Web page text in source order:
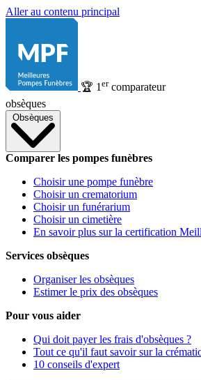
Aller au contenu principal
🏆 1 ercomparateur
obsèques
Obsèques
Comparer les pompes funèbres
Choisir une pompe funèbre
Choisir un crematorium
Choisir un funérarium
Choisir un cimetière
En savoir plus sur la certification
Services obsèques
Organiser les obsèques
Estimer le prix des obsèques
Pour vous aider
Qui doit payer les frais d'obsèques ?
Tout ce qu'il faut savoir sur la
10 conseils d'expert